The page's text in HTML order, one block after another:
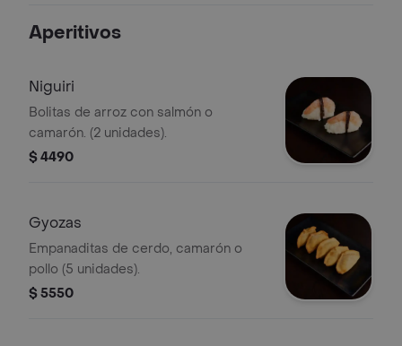
Aperitivos
Niguiri
Bolitas de arroz con salmón o
camarón. (2 unidades).
$ 4490
Gyozas
Empanaditas de cerdo, camarón o
pollo (5 unidades).
$ 5550